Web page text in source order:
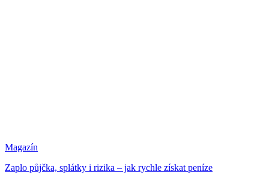
Magazín
Zaplo půjčka, splátky i rizika – jak rychle získat peníze